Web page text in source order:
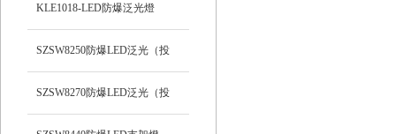
支架式
KLE1018-LED防爆泛光燈
SZSW8250防爆LED泛光（投
光）工作燈
SZSW8270防爆LED泛光（投